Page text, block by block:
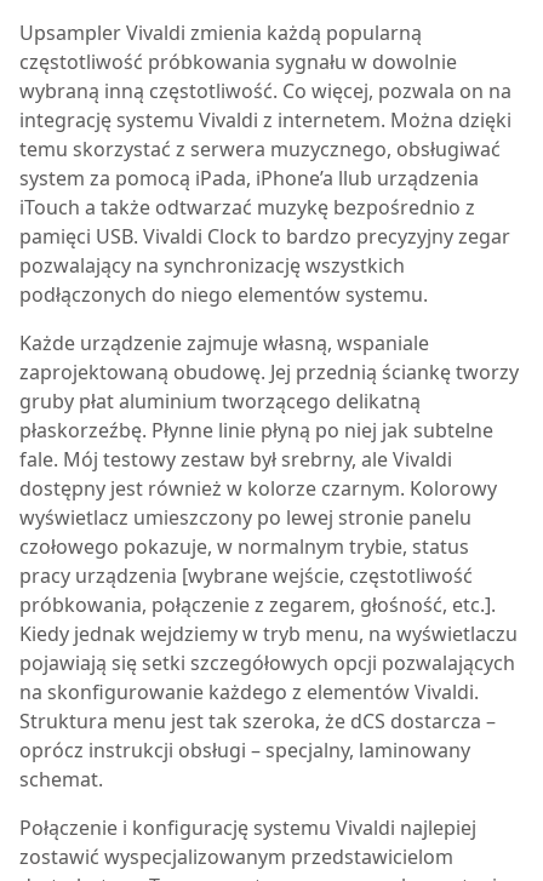
Upsampler Vivaldi zmienia każdą popularną
częstotliwość próbkowania sygnału w dowolnie
wybraną inną częstotliwość. Co więcej, pozwala on na
integrację systemu Vivaldi z internetem. Można dzięki
temu skorzystać z serwera muzycznego, obsługiwać
system za pomocą iPada, iPhone’a llub urządzenia
iTouch a także odtwarzać muzykę bezpośrednio z
pamięci USB. Vivaldi Clock to bardzo precyzyjny zegar
pozwalający na synchronizację wszystkich
podłączonych do niego elementów systemu.
Każde urządzenie zajmuje własną, wspaniale
zaprojektowaną obudowę. Jej przednią ściankę tworzy
gruby płat aluminium tworzącego delikatną
płaskorzeźbę. Płynne linie płyną po niej jak subtelne
fale. Mój testowy zestaw był srebrny, ale Vivaldi
dostępny jest również w kolorze czarnym. Kolorowy
wyświetlacz umieszczony po lewej stronie panelu
czołowego pokazuje, w normalnym trybie, status
pracy urządzenia [wybrane wejście, częstotliwość
próbkowania, połączenie z zegarem, głośność, etc.].
Kiedy jednak wejdziemy w tryb menu, na wyświetlaczu
pojawiają się setki szczegółowych opcji pozwalających
na skonfigurowanie każdego z elementów Vivaldi.
Struktura menu jest tak szeroka, że dCS dostarcza –
oprócz instrukcji obsługi – specjalny, laminowany
schemat.
Połączenie i konfigurację systemu Vivaldi najlepiej
zostawić wyspecjalizowanym przedstawicielom